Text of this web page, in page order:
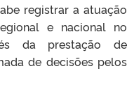
registrar a atuação
e nacional no
da prestação de
de decisões pelos